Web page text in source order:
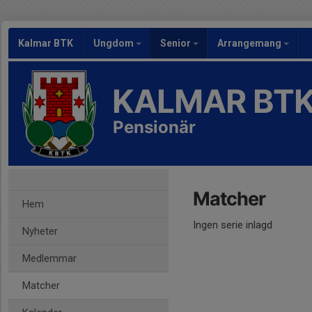
Kalmar BTK Ungdom Senior Arrangemang
KALMAR
Pensionär
Hem
Nyheter
Medlemmar
Matcher
Matcher
Ingen serie inlagd